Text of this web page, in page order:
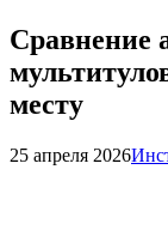
Сравнение
месту
25 апреля 2026